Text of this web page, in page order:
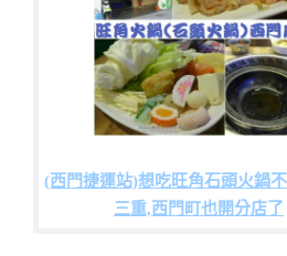
(西門捷運站)想吃旺角石頭火鍋
三重,西門町也開分店了